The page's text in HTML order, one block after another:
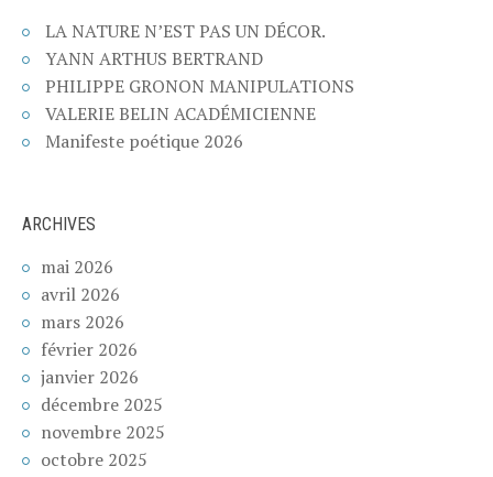
LA NATURE N’EST PAS UN DÉCOR.
YANN ARTHUS BERTRAND
PHILIPPE GRONON MANIPULATIONS
VALERIE BELIN ACADÉMICIENNE
Manifeste poétique 2026
ARCHIVES
mai 2026
avril 2026
mars 2026
février 2026
janvier 2026
décembre 2025
novembre 2025
octobre 2025